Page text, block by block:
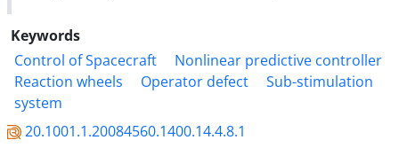
Keywords
Control of Spacecraft
Nonlinear predictive controller
Reaction wheels
Operator defect
Sub-stimulation
system
20.1001.1.20084560.1400.14.4.8.1